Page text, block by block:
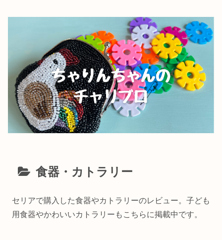
食器・カトラリー
セリアで購入した食器やカトラリーのレビュー。子ども
用食器やかわいいカトラリーもこちらに掲載中です。